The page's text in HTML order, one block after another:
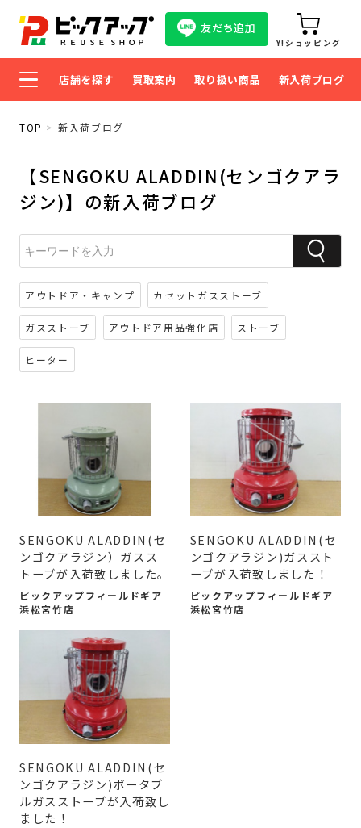
友だち追加
Y!ショッピング
店舗を探す 買取案内 取り扱い商品 新入荷ブログ
TOP 新入荷ブログ
【SENGOKU ALADDIN(センゴクアラ
ジン)】の新入荷ブログ
アウトドア・キャンプ カセットガスストーブ
ガスストーブ アウトドア用品強化店 ストーブ
ヒーター
SENGOKU ALADDIN(セ
ンゴクアラジン）ガスス
トーブが入荷致しました。
ピックアップフィールドギア
浜松宮竹店
SENGOKU ALADDIN(セ
ンゴクアラジン)ガススト
ーブが入荷致しました！
ピックアップフィールドギア
浜松宮竹店
SENGOKU ALADDIN(セ
ンゴクアラジン)ポータブ
ルガスストーブが入荷致し
ました！